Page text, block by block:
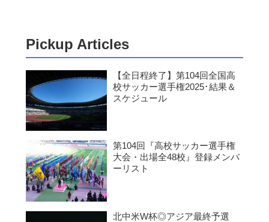
Pickup Articles
【全日程終了】第104回全国高
校サッカー選手権2025･結果＆
スケジュール
第104回『高校サッカー選手権
大会・出場全48校』登録メンバ
ーリスト
北中米W杯◎アジア最終予選